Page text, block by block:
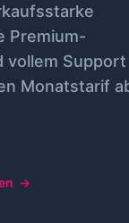
Premium-
vollem Support
Monatstarif
→